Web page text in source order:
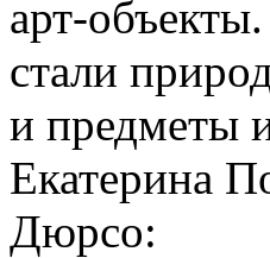
арт-
стали
и предметы
Екатерина
Дюрсо: